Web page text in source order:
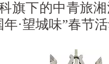
旗下的中青旅
年·望城味”春节